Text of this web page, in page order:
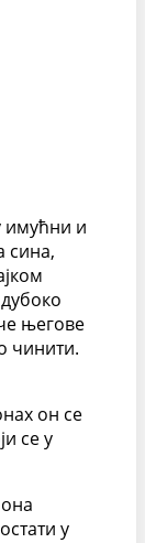
имућни и
сина,
његове
чинити.
он се
се у
у